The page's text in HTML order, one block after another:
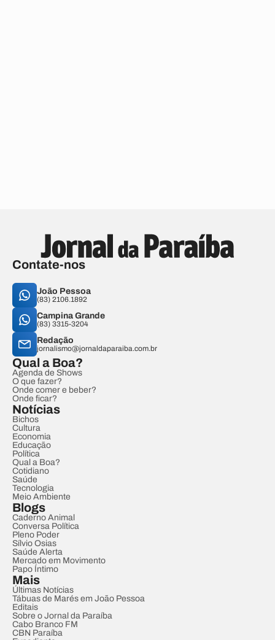
Contate-nos
João Pessoa
(83) 2106.1892
Campina Grande
(83) 3315-3204
Redação
jornalismo@jornaldaparaiba.com.br
Qual a Boa?
Agenda de Shows
O que fazer?
Onde comer e beber?
Onde ficar?
Notícias
Bichos
Cultura
Economia
Educação
Política
Qual a Boa?
Cotidiano
Saúde
Tecnologia
Meio Ambiente
Blogs
Caderno Animal
Conversa Política
Pleno Poder
Sílvio Osias
Saúde Alerta
Mercado em Movimento
Papo Íntimo
Mais
Últimas Notícias
Tábuas de Marés em João Pessoa
Editais
Sobre o Jornal da Paraíba
Cabo Branco FM
CBN Paraíba